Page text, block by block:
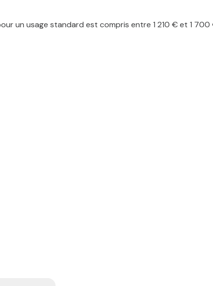
un usage standard est compris entre 1 210 € et 1